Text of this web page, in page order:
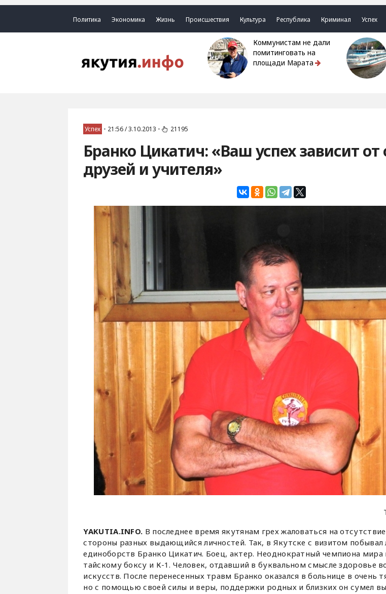
Политика Экономика Жизнь Происшествия Культура Республика Криминал Успех
Коммунистам не дали
помитинговать на
площади Марата
Успех • 21:56 / 3.10.2013 • 21195
Бранко Цикатич: «Ваш успех зависит от
друзей и учителя»
YAKUTIA.INFO. В последнее время якутянам грех жаловаться на
стороны разных выдающийся личностей. Так, в Якутске с визитом побывал
единоборств Бранко Цикатич. Боец, актер. Неоднократный чемпиона мира
тайскому боксу и К-1. Человек, отдавший в буквальном смысле здоровье
искусств. После перенесенных травм Бранко оказался в больнице в очень
но с помощью своей силы и веры, поддержки родных и близких он сумел